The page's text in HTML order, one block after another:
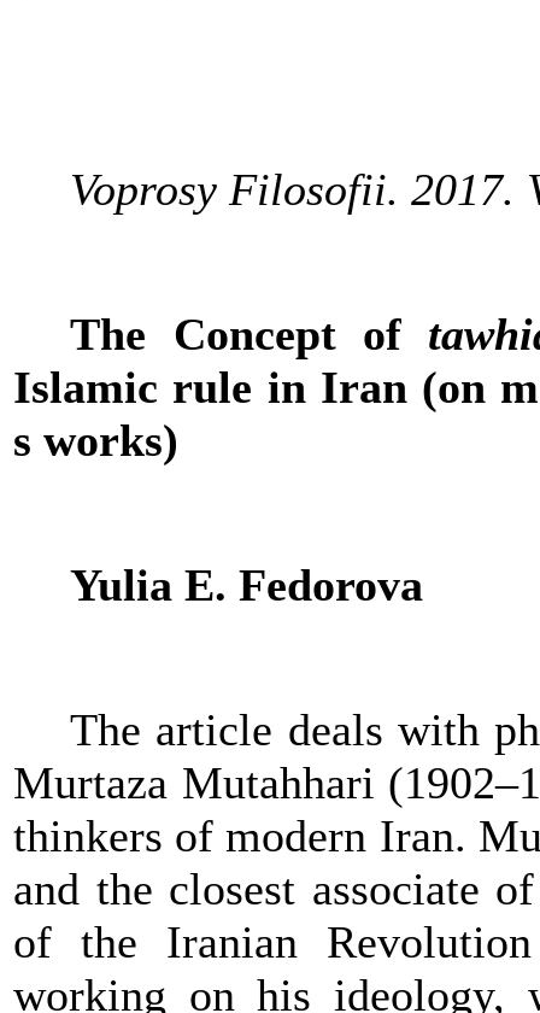
Voprosy Filosofii. 2017.
The Concept of tawhi
Islamic rule in Iran (on
s works)
Yulia E. Fedorova
The article deals with
Murtaza Mutahhari (1902–
thinkers of modern Iran.
and the closest associate
of the Iranian
working on his ideology,